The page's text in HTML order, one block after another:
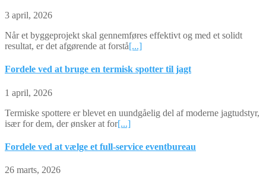
3 april, 2026
Når et byggeprojekt skal gennemføres effektivt og med et solidt
resultat, er det afgørende at forstå[...]
Fordele ved at bruge en termisk spotter til jagt
1 april, 2026
Termiske spottere er blevet en uundgåelig del af moderne jagtudstyr,
især for dem, der ønsker at for[...]
Fordele ved at vælge et full-service eventbureau
26 marts, 2026